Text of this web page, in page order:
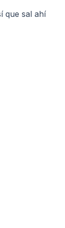
que sal ahí